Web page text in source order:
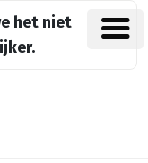
het niet